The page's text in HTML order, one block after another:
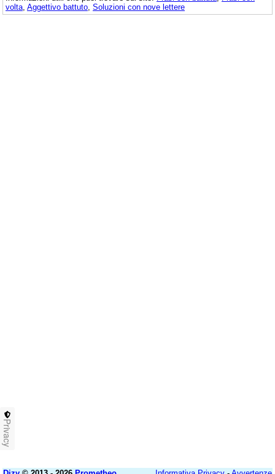
volta Aggettivo battuto Soluzioni con nove lettere
Privacy